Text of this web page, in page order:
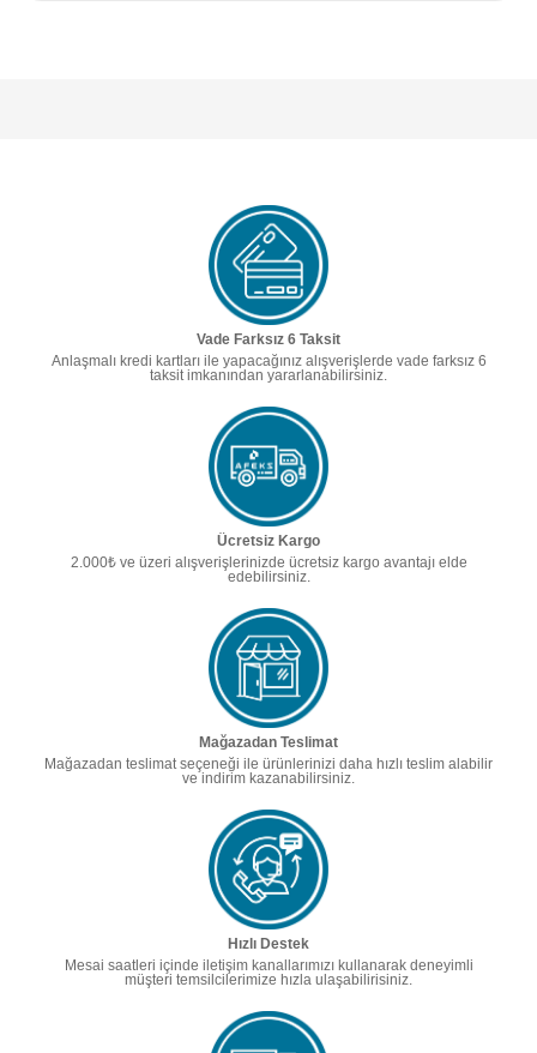
Vade Farksız 6 Taksit
Anlaşmalı kredi kartları ile yapacağınız alışverişlerde vade farksız 6
taksit imkanından yararlanabilirsiniz.
Ücretsiz Kargo
2.000₺ ve üzeri alışverişlerinizde ücretsiz kargo avantajı elde
edebilirsiniz.
Mağazadan Teslimat
Mağazadan teslimat seçeneği ile ürünlerinizi daha hızlı teslim alabilir
ve indirim kazanabilirsiniz.
Hızlı Destek
Mesai saatleri içinde iletişim kanallarımızı kullanarak deneyimli
müşteri temsilcilerimize hızla ulaşabilirisiniz.